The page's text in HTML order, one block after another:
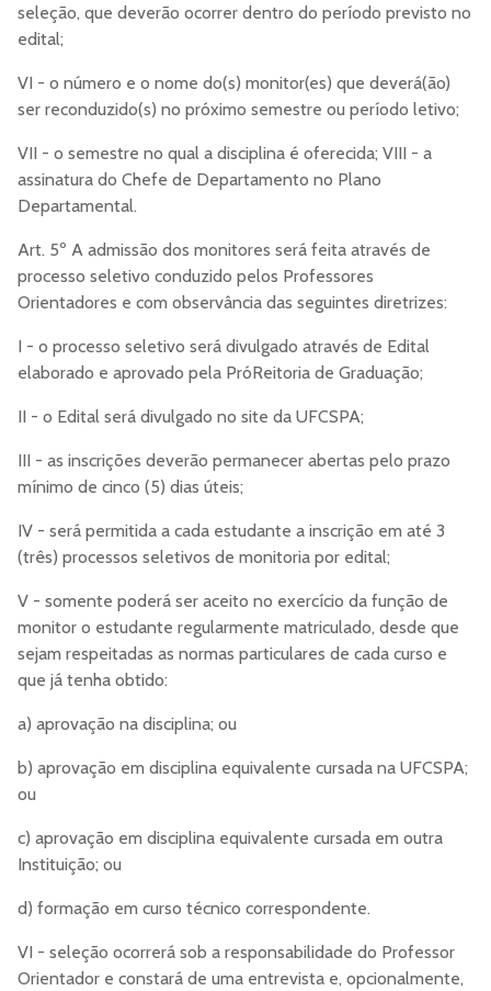
seleção, que deverão ocorrer dentro do período previsto no
edital;
VI - o número e o nome do(s) monitor(es) que deverá(ão)
ser reconduzido(s) no próximo semestre ou período letivo;
VII - o semestre no qual a disciplina é oferecida; VIII - a
assinatura do Chefe de Departamento no Plano
Departamental.
Art. 5º A admissão dos monitores será feita através de
processo seletivo conduzido pelos Professores
Orientadores e com observância das seguintes diretrizes:
I - o processo seletivo será divulgado através de Edital
elaborado e aprovado pela PróReitoria de Graduação;
II - o Edital será divulgado no site da UFCSPA;
III - as inscrições deverão permanecer abertas pelo prazo
mínimo de cinco (5) dias úteis;
IV - será permitida a cada estudante a inscrição em até 3
(três) processos seletivos de monitoria por edital;
V - somente poderá ser aceito no exercício da função de
monitor o estudante regularmente matriculado, desde que
sejam respeitadas as normas particulares de cada curso e
que já tenha obtido:
a) aprovação na disciplina; ou
b) aprovação em disciplina equivalente cursada na UFCSPA;
ou
c) aprovação em disciplina equivalente cursada em outra
Instituição; ou
d) formação em curso técnico correspondente.
VI - seleção ocorrerá sob a responsabilidade do Professor
Orientador e constará de uma entrevista e, opcionalmente,